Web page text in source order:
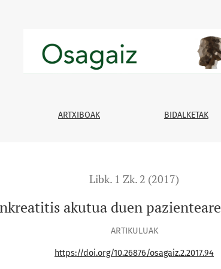
ARTXIBOAK BIDALKETAK
Libk. 1 Zk. 2 (2017)
akutua duen
ARTIKULUAK
https://doi.org/10.26876/osagaiz.2.2017.94